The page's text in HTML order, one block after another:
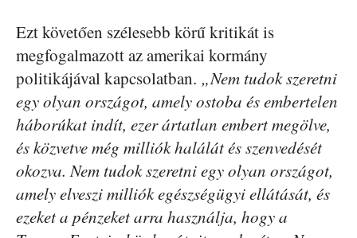
Ezt követően szélesebb körű kritikát is
megfogalmazott az amerikai kormány
politikájával kapcsolatban. „Nem tudok szeretni
egy olyan országot, amely ostoba és embertelen
háborúkat indít, ezer ártatlan embert megölve,
és közvetve még milliók halálát és szenvedését
okozva. Nem tudok szeretni egy olyan országot,
amely elveszi milliók egészségügyi ellátását, és
ezeket a pénzeket arra használja, hogy a